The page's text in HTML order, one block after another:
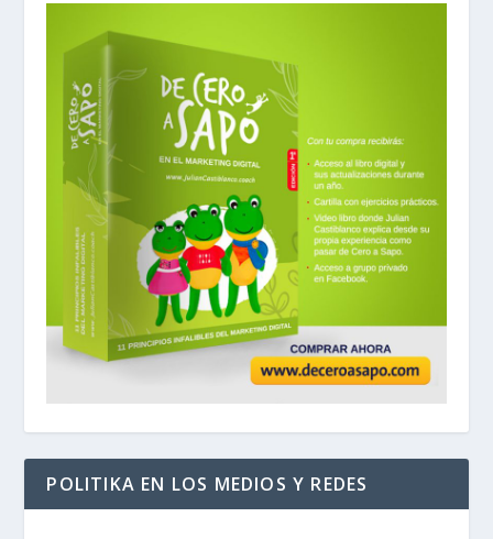
POLITIKA EN LOS MEDIOS Y REDES